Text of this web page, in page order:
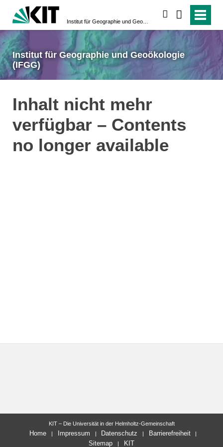
Institut für Geographie und Geoökologie
(IFGG)
Inhalt nicht mehr
verfügbar – Contents
no longer available
KIT – Die Universität in der Helmholtz-Gemeinschaft
Home Impressum Datenschutz
Barrierefreiheit
Sitemap
KIT